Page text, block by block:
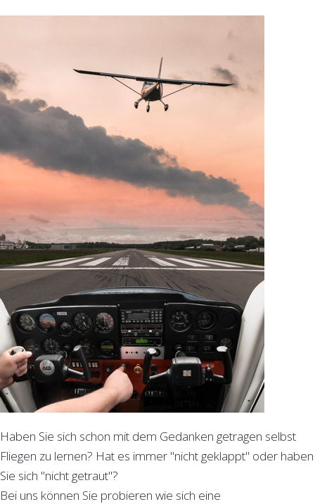
Haben Sie sich schon mit dem Gedanken getragen selbst
Fliegen zu lernen? Hat es immer "nicht geklappt" oder haben
Sie sich "nicht getraut"?
Bei uns können Sie probieren wie sich eine